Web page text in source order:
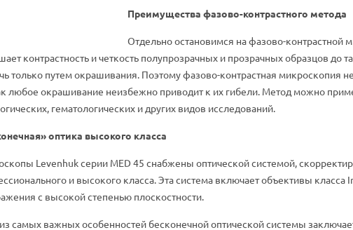
Преимущества фазово-контрастного метода
Отдельно остановимся на фазово-контрастной
контрастность и четкость полупрозрачных и прозрачных образцов до
только путем окрашивания. Поэтому фазово-контрастная
любое окрашивание неизбежно приводит к их гибели. Метод можно
гематологических и других видов исследований.
оптика высокого класса
Levenhuk серии MED 45 снабжены оптической системой,
и высокого класса. Эта система включает объективы
с высокой степенью плоскостности.
самых важных особенностей бесконечной оптической системы